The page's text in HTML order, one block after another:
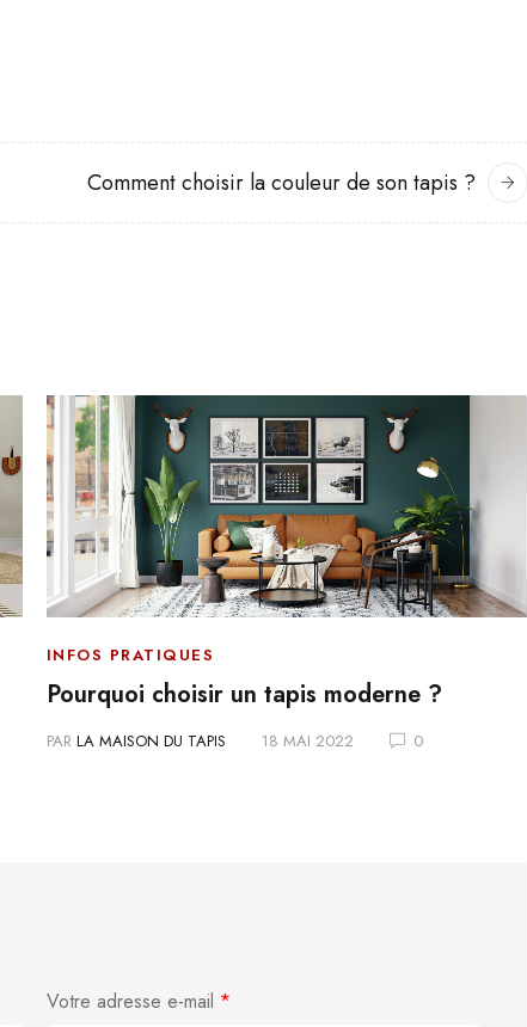
Comment choisir la couleur de son tapis ?
INFOS PRATIQUES
Pourquoi choisir un tapis moderne ?
PAR LA MAISON DU TAPIS 18 MAI 2022 0
Votre adresse e-mail *